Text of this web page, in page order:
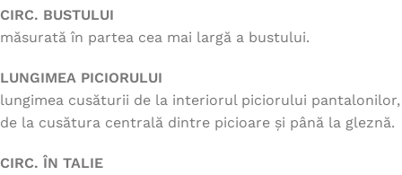
CIRC. BUSTULUI
măsurată în partea cea mai largă a bustului.
LUNGIMEA PICIORULUI
lungimea cusăturii de la interiorul piciorului pantalonilor,
de la cusătura centrală dintre picioare și până la gleznă.
CIRC. ÎN TALIE